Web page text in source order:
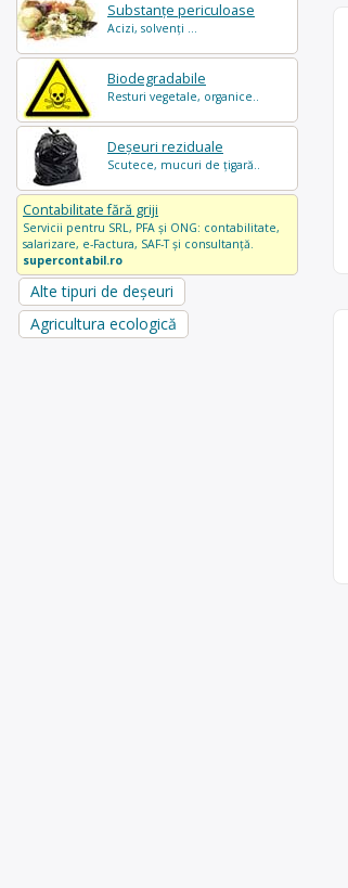
Substanțe periculoase
Acizi, solvenți ...
Biodegradabile
Resturi vegetale, organice..
Deșeuri reziduale
Scutece, mucuri de țigară..
Contabilitate fără griji
Servicii pentru SRL, PFA și ONG: contabilitate,
salarizare, e-Factura, SAF-T și consultanță.
supercontabil.ro
Alte tipuri de deșeuri
Agricultura ecologică